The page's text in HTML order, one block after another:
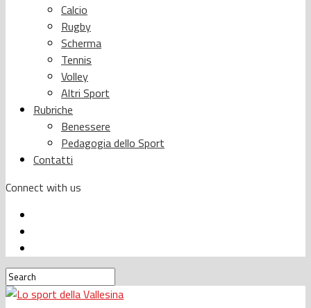
Calcio
Rugby
Scherma
Tennis
Volley
Altri Sport
Rubriche
Benessere
Pedagogia dello Sport
Contatti
Connect with us